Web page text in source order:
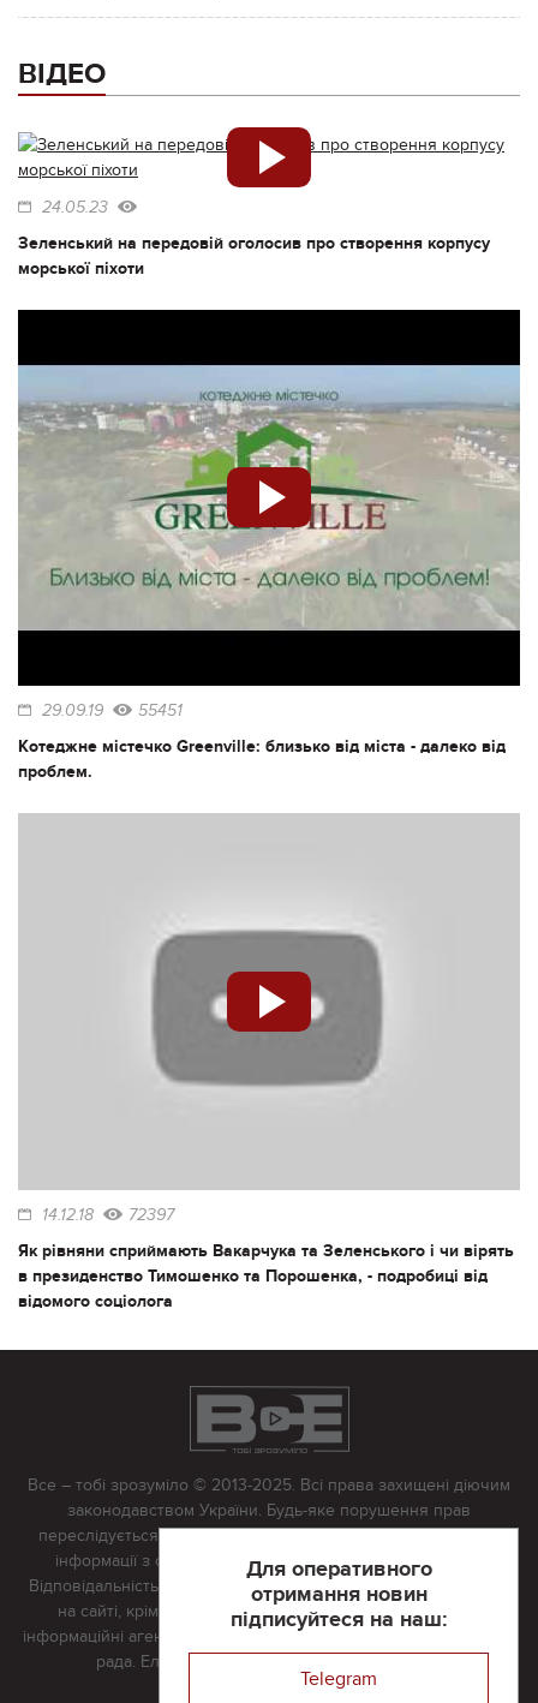
ВІДЕО
24.05.23
Зеленський на передовій оголосив про створення корпусу
морської піхоти
29.09.19 55451
Котеджне містечко Greenville: близько від міста - далеко від
проблем.
14.12.18 72397
Як рівняни сприймають Вакарчука та Зеленського і чи вірять
в президенство Тимошенко та Порошенка, - подробиці від
відомого соціолога
Для оперативного
отримання новин
підписуйтеся на наш:
Telegram
Все – тобі зрозуміло © 2013-2025. Всі права захищені діючим
законодавством України. Будь-яке порушення прав
переслідується в судовому порядку. Будь-яке відтворення
інформації з сайту тільки з письмово дозволу редакції.
Відповідальність за достовірність усіх матеріалів, розміщених
на сайті, крім матеріалів, які містять посилання на інші
інформаційні агентства або інтернет-видання, несе редакційна
рада. Електронна пошта: